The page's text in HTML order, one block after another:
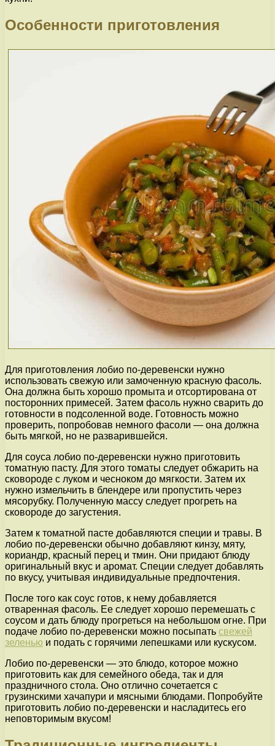
Особенности приготовления
Для приготовления лобио по-деревенски нужно
использовать свежую или замоченную красную фасоль.
Она должна быть хорошо промыта и отсортирована от
посторонних примесей. Затем фасоль нужно сварить до
готовности в подсоленной воде. Готовность можно
проверить, попробовав немного фасоли — она должна
быть мягкой, но не разварившейся.
Для соуса лобио по-деревенски нужно приготовить
томатную пасту. Для этого томаты следует обжарить на
сковороде с луком и чесноком до мягкости. Затем их
нужно измельчить в блендере или пропустить через
мясорубку. Полученную массу следует прогреть на
сковороде до загустения.
Затем к томатной пасте добавляются специи и травы. В
лобио по-деревенски обычно добавляют кинзу, мяту,
кориандр, красный перец и тмин. Они придают блюду
оригинальный вкус и аромат. Специи следует добавлять
по вкусу, учитывая индивидуальные предпочтения.
После того как соус готов, к нему добавляется
отваренная фасоль. Ее следует хорошо перемешать с
соусом и дать блюду прогреться на небольшом огне. При
подаче лобио по-деревенски можно посыпать свежей
зеленью и подать с горячими лепешками или кускусом.
Лобио по-деревенски — это блюдо, которое можно
приготовить как для семейного обеда, так и для
праздничного стола. Оно отлично сочетается с
грузинскими хачапури и мясными блюдами. Попробуйте
приготовить лобио по-деревенски и насладитесь его
неповторимым вкусом!